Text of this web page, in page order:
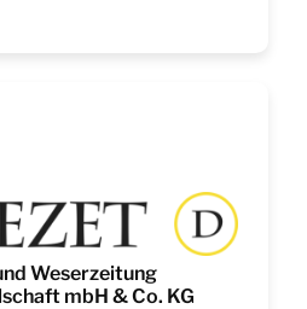
Weserzeitung
mbH & Co. KG